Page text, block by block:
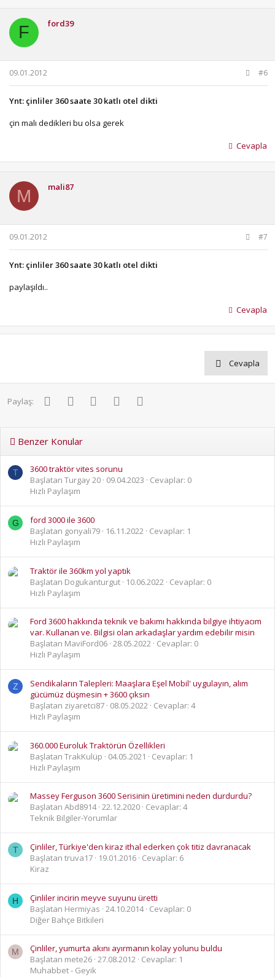
F ford39
09.01.2012 #6
Ynt: çinliler 360 saate 30 katlı otel dikti
çin malı dedikleri bu olsa gerek
Cevapla
M mali87
09.01.2012 #7
Ynt: çinliler 360 saate 30 katlı otel dikti
paylaşıldı..
Cevapla
Cevapla
Paylaş: FacebookTwitter PinterestWhatsApp
Benzer Konular
T
3600 traktör vites sorunu
Başlatan Turgay 20 09.04.2023
Cevaplar: 0
Hızlı Paylaşım
G
ford 3000 ile 3600
Başlatan gonyali79
16.11.2022 Cevaplar: 1
Hızlı Paylaşım
Traktör ile 360km yol yaptık
Başlatan Dogukanturgut
10.06.2022
Cevaplar: 0
Hızlı Paylaşım
Ford 3600 hakkında teknik ve bakımı hakkında bilgiye ihtiyacım
var. Kullanan ve. Bilgisi olan arkadaşlar yardım edebilir misin
Başlatan MaviFord06 28.05.2022 Cevaplar: 0
Hızlı Paylaşım
Z
Sendikaların Talepleri: Maaşlara Eşel Mobil' uygulayın, alım
gücümüz düşmesin + 3600 çıksın
Başlatan ziyaretci87 08.05.2022 Cevaplar: 4
Hızlı Paylaşım
360.000 Euroluk Traktörün Özellikleri
Başlatan TrakKulüp
04.05.2021
Cevaplar: 1
Hızlı Paylaşım
Massey Ferguson 3600 Serisinin üretimini neden durdurdu?
Başlatan Abd8914 22.12.2020 Cevaplar: 4
Teknik Bilgiler-Yorumlar
T
Çinliler, Türkiye'den kiraz ithal ederken çok titiz davranacak
Başlatan truva17
19.01.2016 Cevaplar: 6
Kiraz
H
Çinliler incirin meyve suyunu üretti
Başlatan Hermiyas
24.10.2014 Cevaplar: 0
Diğer Bahçe Bitkileri
M
Çinliler, yumurta akını ayırmanın kolay yolunu buldu
Başlatan mete26 27.08.2012 Cevaplar: 1
Muhabbet - Geyik